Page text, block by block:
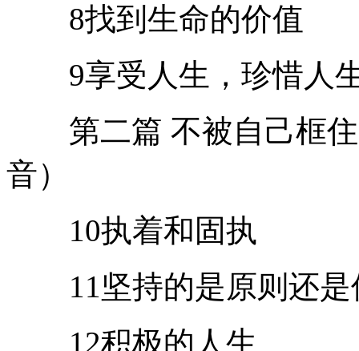
8找到生命的价值
9享受人生，珍惜人
第二篇 不被自己框住
音）
10执着和固执
11坚持的是原则还是
12积极的人生